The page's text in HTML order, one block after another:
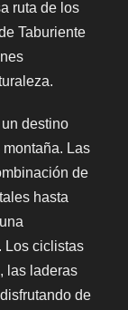
ruta de los
Taburiente
destino
Las
de
hasta
Los ciclistas
las laderas
de